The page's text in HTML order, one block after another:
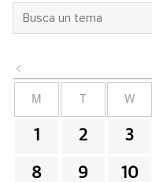
M W
1 2 3
8 9 10